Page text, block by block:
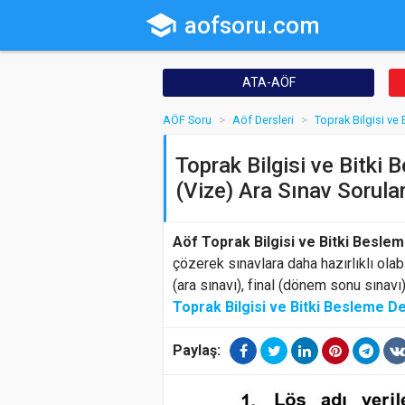
school aofsoru.com
ATA-AÖF
AÖF Soru Aöf Dersleri Toprak Bilgisi ve
Toprak Bilgisi ve Bitki
(Vize) Ara Sınav
Aöf Toprak Bilgisi ve Bitki
çözerek sınavlara daha hazırlıklı
(ara sınavı), final (dönem sonu
Toprak Bilgisi ve Bitki Besleme
Paylaş: